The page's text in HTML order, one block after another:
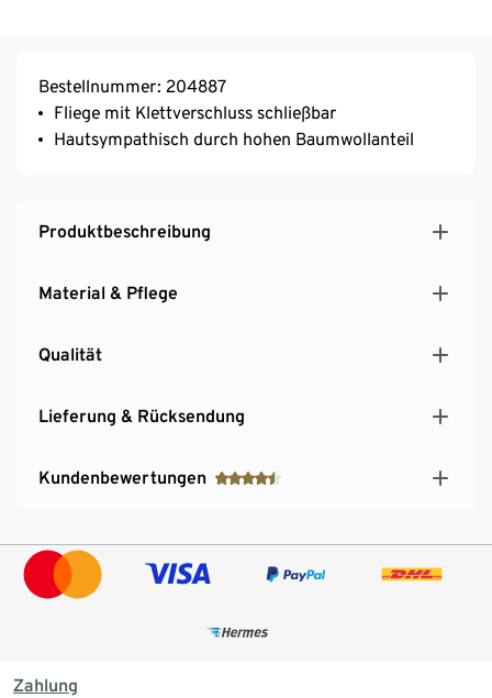
Bestellnummer: 204887
Fliege mit Klettverschluss schließbar
Hautsympathisch durch hohen Baumwollanteil
Produktbeschreibung
Material & Pflege
Qualität
Lieferung & Rücksendung
Kundenbewertungen
Zahlung